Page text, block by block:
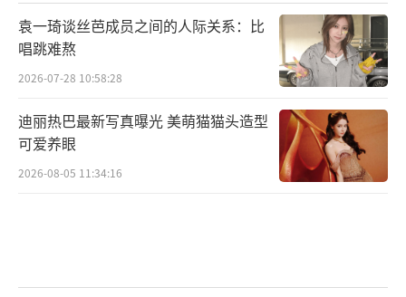
袁一琦谈丝芭成员之间的人际关系：比
唱跳难熬
2026-07-28 10:58:28
迪丽热巴最新写真曝光 美萌猫猫头造型
可爱养眼
2026-08-05 11:34:16